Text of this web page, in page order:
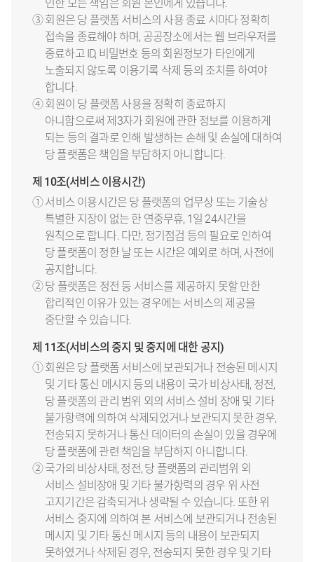
인한 모든 책임은 회원 본인에게 있습니다.
③ 회원은 당 플랫폼 서비스의 사용 종료 시마다 정확히
접속을 종료해야 하며, 공공장소에서는 웹 브라우저를
종료하고 ID, 비밀번호 등의 회원정보가 타인에게
노출되지 않도록 이용기록 삭제 등의 조치를 하여야
합니다.
④ 회원이 당 플랫폼 사용을 정확히 종료하지
아니함으로써 제3자가 회원에 관한 정보를 이용하게
되는 등의 결과로 인해 발생하는 손해 및 손실에 대하여
당 플랫폼은 책임을 부담하지 아니합니다.
제 10조(서비스 이용시간)
① 서비스 이용시간은 당 플랫폼의 업무상 또는 기술상
특별한 지장이 없는 한 연중무휴, 1일 24시간을
원칙으로 합니다. 다만, 정기점검 등의 필요로 인하여
당 플랫폼이 정한 날 또는 시간은 예외로 하며, 사전에
공지합니다.
② 당 플랫폼은 정전 등 서비스를 제공하지 못할 만한
합리적인 이유가 있는 경우에는 서비스의 제공을
중단할 수 있습니다.
제 11조(서비스의 중지 및 중지에 대한 공지)
① 회원은 당 플랫폼 서비스에 보관되거나 전송된 메시지
및 기타 통신 메시지 등의 내용이 국가 비상사태, 정전,
당 플랫폼의 관리 범위 외의 서비스 설비 장애 및 기타
불가항력에 의하여 삭제되었거나 보관되지 못한 경우,
전송되지 못하거나 통신 데이터의 손실이 있을 경우에
당 플랫폼에 관련 책임을 부담하지 아니합니다.
② 국가의 비상사태, 정전, 당 플랫폼의 관리범위 외
서비스 설비장애 및 기타 불가항력의 경우 위 사전
고지기간은 감축되거나 생략될 수 있습니다. 또한 위
서비스 중지에 의하여 본 서비스에 보관되거나 전송된
메시지 및 기타 통신 메시지 등의 내용이 보관되지
못하였거나 삭제된 경우, 전송되지 못한 경우 및 기타